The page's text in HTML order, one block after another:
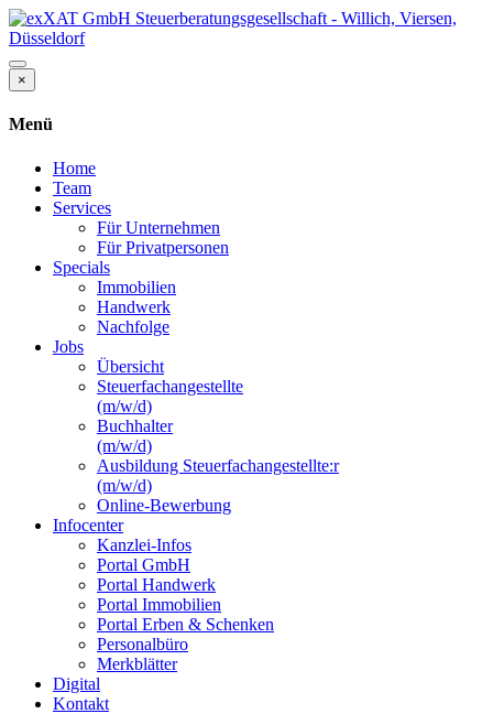
×
Menü
Home
Team
Services
Für Unternehmen
Für Privatpersonen
Specials
Immobilien
Handwerk
Nachfolge
Jobs
Übersicht
Steuerfachangestellte
(m/w/d)
Buchhalter
(m/w/d)
Ausbildung Steuerfachangestellte:r
(m/w/d)
Online-Bewerbung
Infocenter
Kanzlei-Infos
Portal GmbH
Portal Handwerk
Portal Immobilien
Portal Erben & Schenken
Personalbüro
Merkblätter
Digital
Kontakt